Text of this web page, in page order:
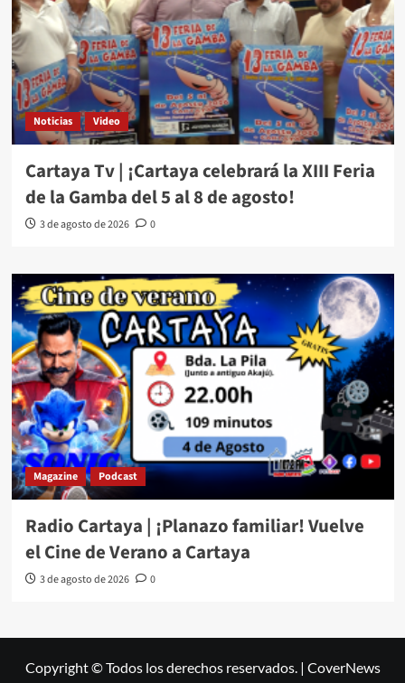
Noticias Video
Cartaya Tv | ¡Cartaya celebrará la XIII Feria
de la Gamba del 5 al 8 de agosto!
3 de agosto de 2026 0
Magazine Podcast
Radio Cartaya | ¡Planazo familiar! Vuelve
el Cine de Verano a Cartaya
3 de agosto de 2026 0
Copyright © Todos los derechos reservados. | CoverNews